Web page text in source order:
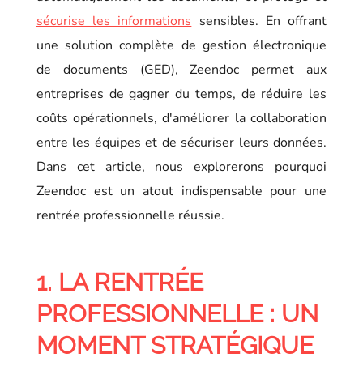
sécurise les informations sensibles. En offrant
une solution complète de gestion électronique
de documents (GED), Zeendoc permet aux
entreprises de gagner du temps, de réduire les
coûts opérationnels, d'améliorer la collaboration
entre les équipes et de sécuriser leurs données.
Dans cet article, nous explorerons pourquoi
Zeendoc est un atout indispensable pour une
rentrée professionnelle réussie.
1. LA RENTRÉE
PROFESSIONNELLE : UN
MOMENT STRATÉGIQUE